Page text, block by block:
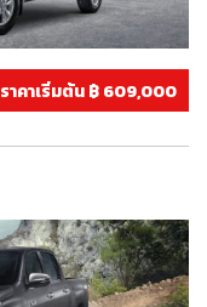
ราคาเริ่มต้น ฿ 609,000